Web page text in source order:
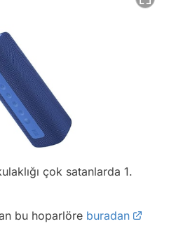
çok satanlarda 1.
bu hoparlöre buradan